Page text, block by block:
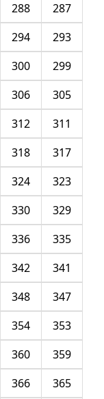
287
288
293
294
299
300
305
306
311
312
317
318
323
324
329
330
335
336
341
342
347
348
353
354
359
360
365
366